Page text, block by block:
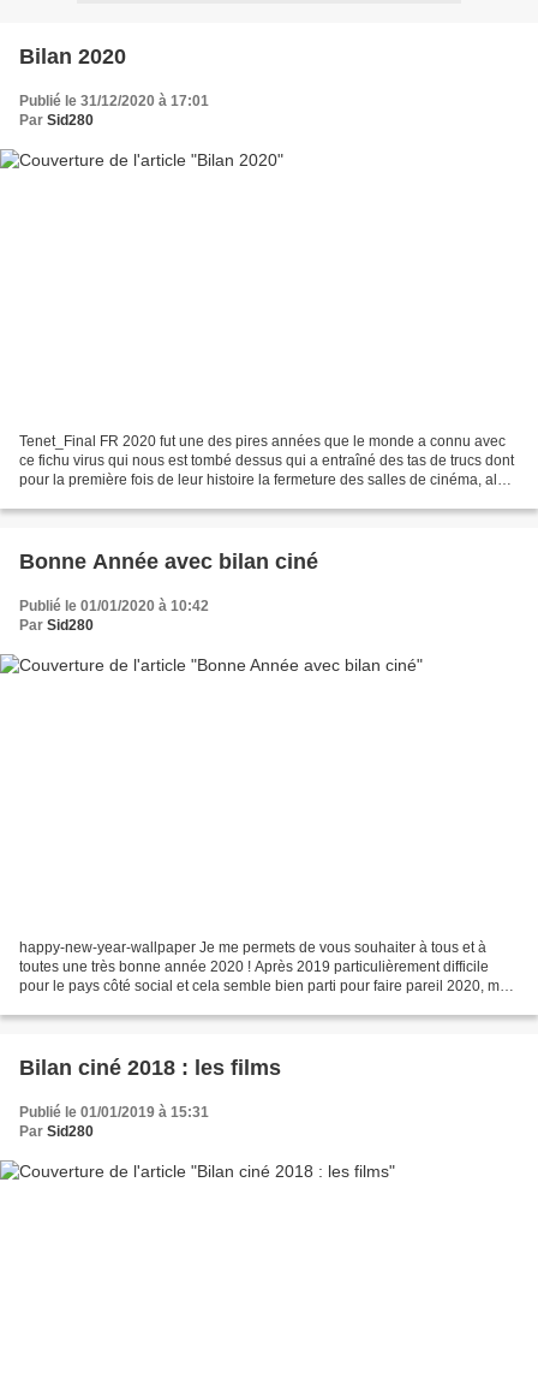
Bilan 2020
Publié le 31/12/2020 à 17:01
Par Sid280
Tenet_Final FR 2020 fut une des pires années que le monde a connu avec
ce fichu virus qui nous est tombé dessus qui a entraîné des tas de trucs dont
pour la première fois de leur histoire la fermeture des salles de cinéma, alors
Bonne Année avec bilan ciné
Publié le 01/01/2020 à 10:42
Par Sid280
happy-new-year-wallpaper Je me permets de vous souhaiter à tous et à
toutes une très bonne année 2020 ! Après 2019 particulièrement difficile
pour le pays côté social et cela semble bien parti pour faire pareil 2020, mais
Bilan ciné 2018 : les films
Publié le 01/01/2019 à 15:31
Par Sid280